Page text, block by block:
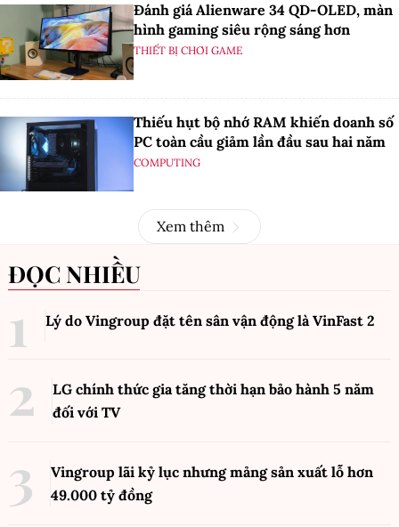
Đánh giá Alienware 34 QD-OLED, màn
hình gaming siêu rộng sáng hơn
THIẾT BỊ CHƠI GAME
Thiếu hụt bộ nhớ RAM khiến doanh số
PC toàn cầu giảm lần đầu sau hai năm
COMPUTING
Xem thêm
ĐỌC NHIỀU
Lý do Vingroup đặt tên sân vận động là VinFast 2
LG chính thức gia tăng thời hạn bảo hành 5 năm
đối với TV
Vingroup lãi kỷ lục nhưng mảng sản xuất lỗ hơn
49.000 tỷ đồng